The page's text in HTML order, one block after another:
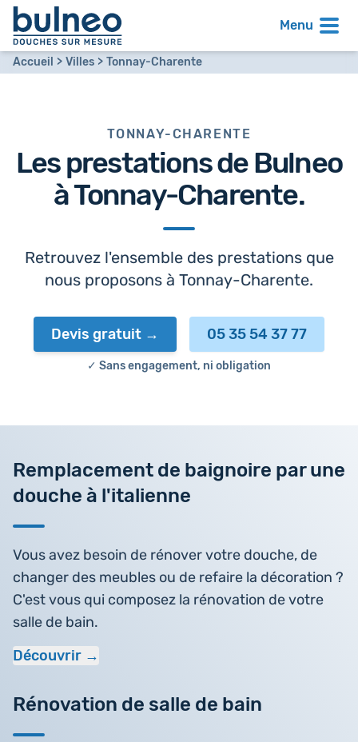
Menu
Accueil Villes Tonnay-Charente
TONNAY-CHARENTE
Les prestations de Bulneo
àTonnay-Charente.
Retrouvez l'ensemble des prestations que
nous proposons à Tonnay-Charente.
Devis gratuit 05 35 54 37 77
✓ Sans engagement, ni obligation
Rénovation de salle de bain
Remplacement de baignoire par une
douche à l'italienne
Vous avez besoin de rénover votre douche, de
changer des meubles ou de refaire la décoration ?
C'est vous qui composez la rénovation de votre
salle de bain.
Découvrir